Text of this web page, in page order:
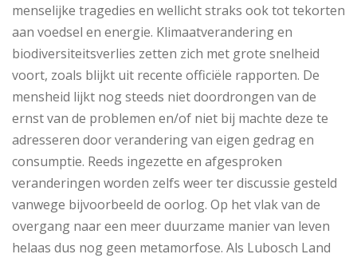
menselijke tragedies en wellicht straks ook tot tekorten
aan voedsel en energie. Klimaatverandering en
biodiversiteitsverlies zetten zich met grote snelheid
voort, zoals blijkt uit recente officiële rapporten. De
mensheid lijkt nog steeds niet doordrongen van de
ernst van de problemen en/of niet bij machte deze te
adresseren door verandering van eigen gedrag en
consumptie. Reeds ingezette en afgesproken
veranderingen worden zelfs weer ter discussie gesteld
vanwege bijvoorbeeld de oorlog. Op het vlak van de
overgang naar een meer duurzame manier van leven
helaas dus nog geen metamorfose. Als Lubosch Land